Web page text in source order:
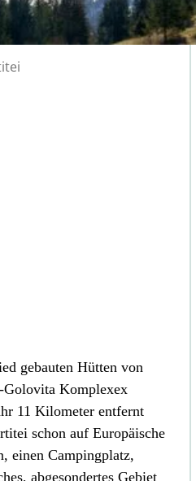
gebauten Hütten von
Golovita Komplexex
11 Kilometer entfernt
schon auf Europäische
einen Campingplatz,
abgesondertes Gebiet